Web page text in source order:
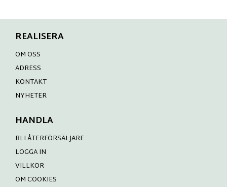
REALISERA
OM OSS
ADRESS
KONTAKT
NYHETER
HANDLA
BLI ÅTERFÖRSÄLJARE
LOGGA IN
VILLKOR
OM COOKIES